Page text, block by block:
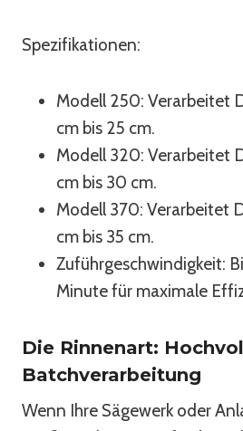
Spezifikationen:
Modell 250: Verarbeitet
cm bis 25 cm.
Modell 320: Verarbeitet
cm bis 30 cm.
Modell 370: Verarbeitet
cm bis 35 cm.
Zuführgeschwindigkeit:
Minute für maximale
Die Rinnenart:
Batchverarbeitung
Wenn Ihre Sägewerk oder